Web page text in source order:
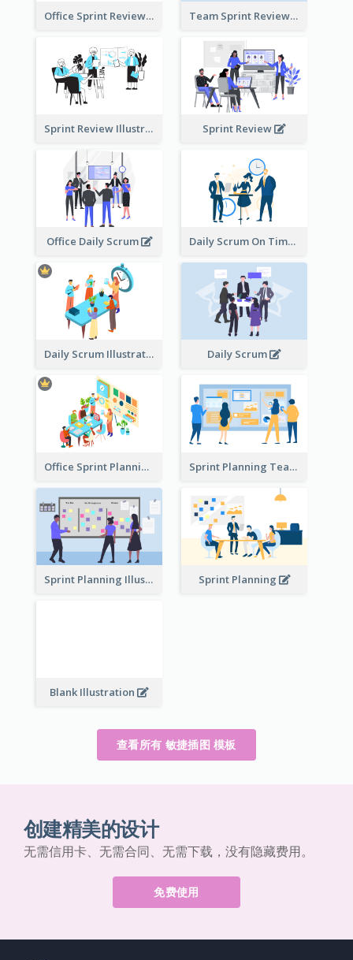
Office Sprint Review Team Sprint Review
Sprint Review Illustration Sprint Review
Office Daily Scrum Daily Scrum On Time
Daily Scrum Illustration Daily Scrum
Office Sprint Planning Sprint Planning Team
Sprint Planning Illustration Sprint Planning
Blank Illustration
查看所有 敏捷插图 模板
创建精美的设计
无需信用卡、无需合同、无需下载，没有隐藏费用。
免费使用